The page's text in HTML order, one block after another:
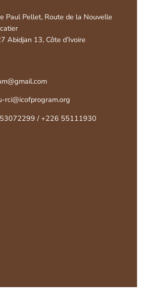
Paul Pellet, Route de la Nouvelle
Abidjan 13, Côte d’Ivoire
rci@icofprogram.org
/ +226 55111930